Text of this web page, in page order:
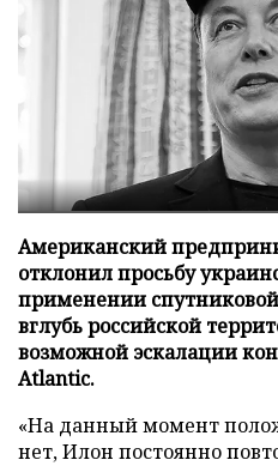
Американский
отклонил просьбу
применении
вглубь российской
возможной эскалации
Atlantic.
«На данный момент
нет, Илон постоянно